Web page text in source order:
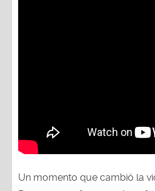
Un momento que cambió la